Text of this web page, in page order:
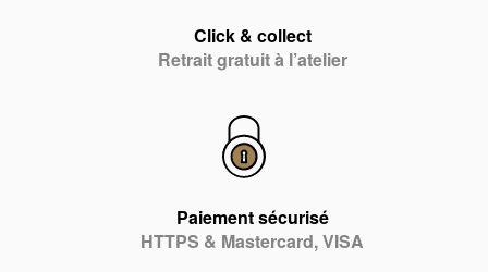
Click & collect
Retrait gratuit à l’atelier
Paiement sécurisé
HTTPS & Mastercard, VISA